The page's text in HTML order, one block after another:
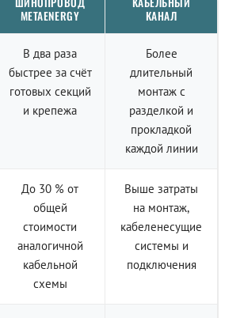
METAENERGY
КАНАЛ
В два раза
быстрее за счёт
готовых секций
и крепежа
Более
длительный
монтаж с
разделкой и
прокладкой
каждой линии
До 30 % от
общей
стоимости
аналогичной
кабельной
схемы
Выше затраты
на монтаж,
кабеленесущие
системы и
подключения